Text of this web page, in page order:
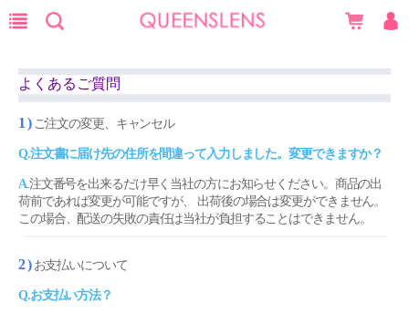
よくあるご質問
1 ) ご注文の変更、キャンセル
Q.注文書に届け先の住所を間違って入力しました。変更できますか？
A.注文番号を出来るだけ早く当社の方にお知らせください。商品の出
荷前であれば変更が可能ですが、 出荷後の場合は変更ができません。
この場合、配送の失敗の責任は当社が負担することはできません。
2 ) お支払いについて
Q.お支払い方法？